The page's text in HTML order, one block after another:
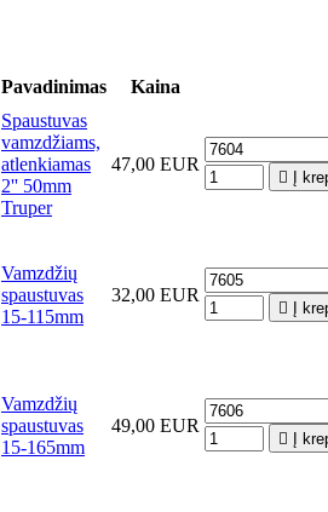
Pavadinimas Kaina
Spaustuvas
vamzdžiams,
atlenkiamas
2'' 50mm
Truper
47,00 EUR
 Į
Vamzdžių
spaustuvas
15-115mm
32,00 EUR
 Į
Vamzdžių
spaustuvas
15-165mm
49,00 EUR
 Į